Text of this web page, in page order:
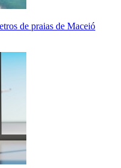
de praias de Maceió